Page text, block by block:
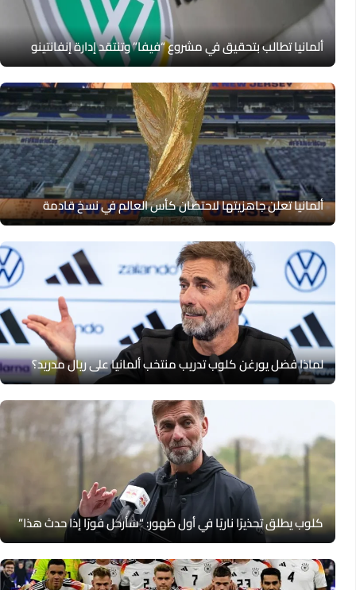
ألمانيا تطالب بتحقيق في مشروع “فيفا” وتنتقد إدارة إنفانتينو
ألمانيا تعلن جاهزيتها لاحتضان كأس العالم في نسخ قادمة
لماذا فضل يورغن كلوب تدريب منتخب ألمانيا على ريال مدريد؟
كلوب يطلق تحذيرًا ناريًا في أول ظهور: “سأرحل فورًا إذا حدث هذا”